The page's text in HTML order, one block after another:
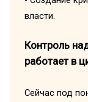
власти.
Контроль
работает в
Сейчас под